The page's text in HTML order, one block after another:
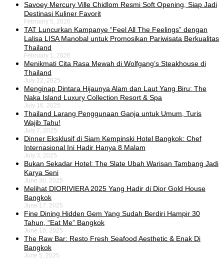
Savoey Mercury Ville Chidlom Resmi Soft Opening, Siap Jadi
Destinasi Kuliner Favorit
February 5, 2026
TAT Luncurkan Kampanye “Feel All The Feelings” dengan
Lalisa LISA Manobal untuk Promosikan Pariwisata Berkualitas
Thailand
February 1, 2026
Menikmati Cita Rasa Mewah di Wolfgang’s Steakhouse di
Thailand
July 22, 2025
Menginap Dintara Hijaunya Alam dan Laut Yang Biru: The
Naka Island Luxury Collection Resort & Spa
July 16, 2025
Thailand Larang Penggunaan Ganja untuk Umum, Turis
Wajib Tahu!
July 7, 2025
Dinner Eksklusif di Siam Kempinski Hotel Bangkok: Chef
Internasional Ini Hadir Hanya 8 Malam
July 3, 2025
Bukan Sekadar Hotel: The Slate Ubah Warisan Tambang Jadi
Karya Seni
June 30, 2025
Melihat DIORIVIERA 2025 Yang Hadir di Dior Gold House
Bangkok
June 17, 2025
Fine Dining Hidden Gem Yang Sudah Berdiri Hampir 30
Tahun, “Eat Me” Bangkok
June 10, 2025
The Raw Bar: Resto Fresh Seafood Aesthetic & Enak Di
Bangkok
June 5, 2025